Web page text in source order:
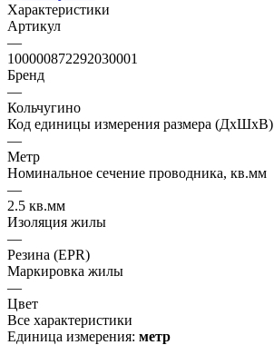
Характеристики
Артикул
—
100000872292030001
Бренд
—
Кольчугино
Код единицы измерения размера (ДхШхВ)
—
Метр
Номинальное сечение проводника, кв.мм
—
2.5 кв.мм
Изоляция жилы
—
Резина (EPR)
Маркировка жилы
—
Цвет
Все характеристики
Единица измерения: метр